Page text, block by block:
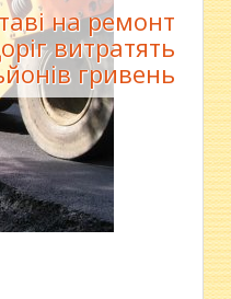
на ремонт
витратять
гривень